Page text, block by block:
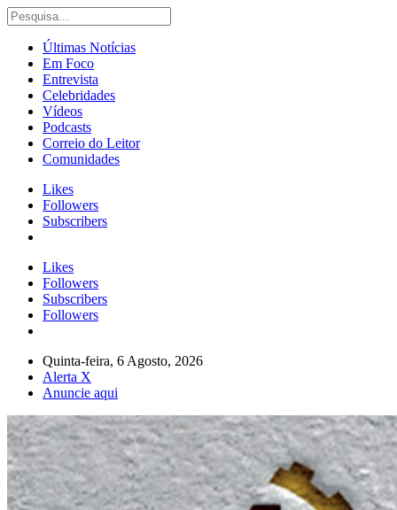
Últimas Notícias
Em Foco
Entrevista
Celebridades
Vídeos
Podcasts
Correio do Leitor
Comunidades
Likes
Followers
Subscribers
Likes
Followers
Subscribers
Followers
Quinta-feira, 6 Agosto, 2026
Alerta X
Anuncie aqui